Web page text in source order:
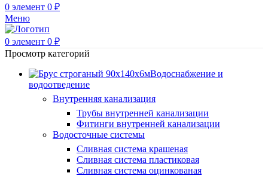
0 элемент 0 ₽
Меню
0 элемент 0 ₽
Просмотр категорий
Водоснабжение и
водоотведение
Внутренняя канализация
Трубы внутренней канализации
Фитинги внутренней канализации
Водосточные системы
Сливная система крашеная
Сливная система пластиковая
Сливная система оцинкованая